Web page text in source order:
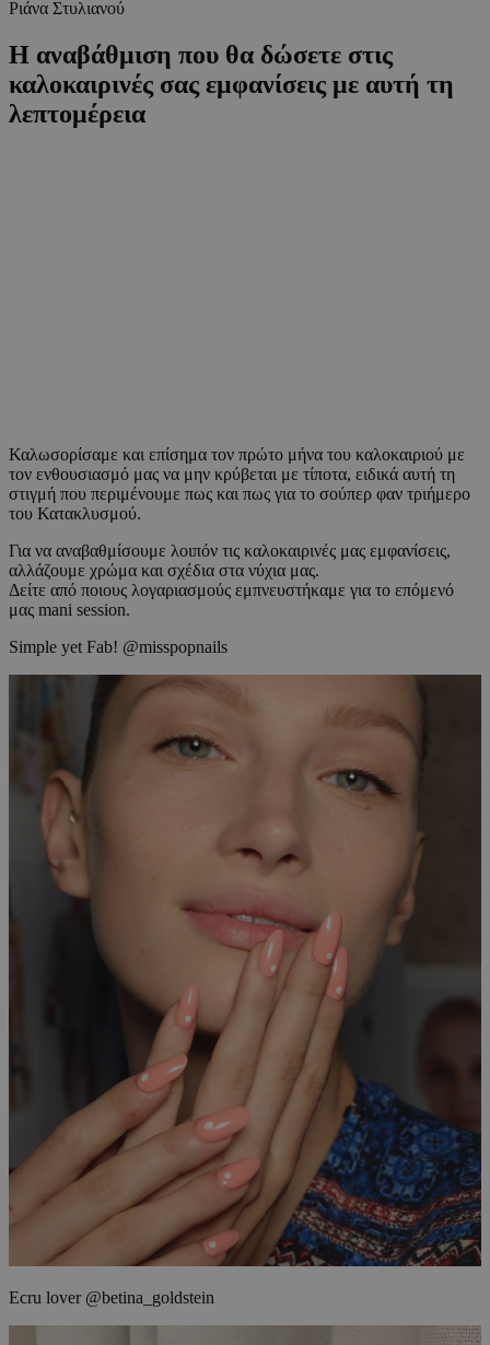
Ριάνα Στυλιανού
H αναβάθμιση που θα δώσετε στις
καλοκαιρινές σας εμφανίσεις με αυτή τη
λεπτομέρεια
Καλωσορίσαμε και επίσημα τον πρώτο μήνα του καλοκαιριού με
τον ενθουσιασμό μας να μην κρύβεται με τίποτα, ειδικά αυτή τη
στιγμή που περιμένουμε πως και πως για το σούπερ φαν τριήμερο
του Κατακλυσμού.
Για να αναβαθμίσουμε λοιπόν τις καλοκαιρινές μας εμφανίσεις,
αλλάζουμε χρώμα και σχέδια στα νύχια μας.
Δείτε από ποιους λογαριασμούς εμπνευστήκαμε για το επόμενό
μας mani session.
Simple yet Fab! @misspopnails
Ecru lover @betina_goldstein